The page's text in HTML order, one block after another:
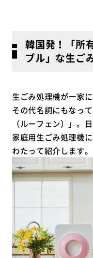
韓国発！「所
ブル」な生ご
生ごみ処理機が一家
その代名詞にもなっ
（ルーフェン）」。
家庭用生ごみ処理機
わたって紹介します。